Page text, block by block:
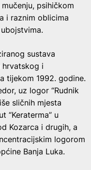
psihičkom
i raznim oblicima
sustava
i
tijekom 1992. godine.
uz logor “Rudnik
sličnih mjesta
“Keraterma” u
Kozarca i drugih, a
logorom
Banja Luka.